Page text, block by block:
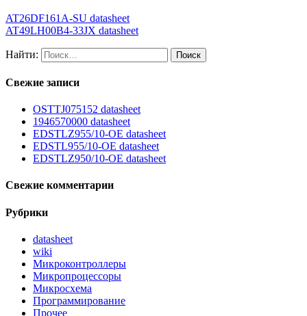
AT26DF161A-SU datasheet
AT49LH00B4-33JX datasheet
Найти:
Свежие записи
OSTTJ075152 datasheet
1946570000 datasheet
EDSTLZ955/10-OE datasheet
EDSTL955/10-OE datasheet
EDSTLZ950/10-OE datasheet
Свежие комментарии
Рубрики
datasheet
wiki
Микроконтроллеры
Микропроцессоры
Микросхема
Программирование
Прочее